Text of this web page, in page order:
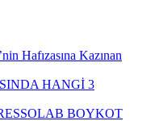
Hafızasına Kazınan
HANGİ 3
BOYKOT